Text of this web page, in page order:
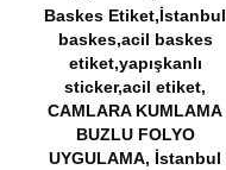
Baskes Etiket,İstanbul
baskes,acil baskes
etiket,yapışkanlı
sticker,acil etiket,
CAMLARA KUMLAMA
BUZLU FOLYO
UYGULAMA, İstanbul